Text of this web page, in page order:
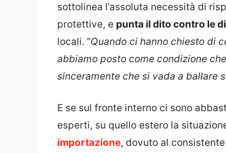
sottolinea l’assoluta necessità di
protettive, e punta il dito contro le
locali. “Quando ci hanno chiesto di
abbiamo posto come condizione
sinceramente che si vada a ballare
E se sul fronte interno ci sono
esperti, su quello estero la
importazione, dovuto al